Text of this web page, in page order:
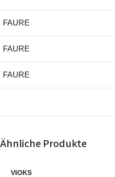
FAURE
FAURE
FAURE
Ähnliche Produkte
VIOKS